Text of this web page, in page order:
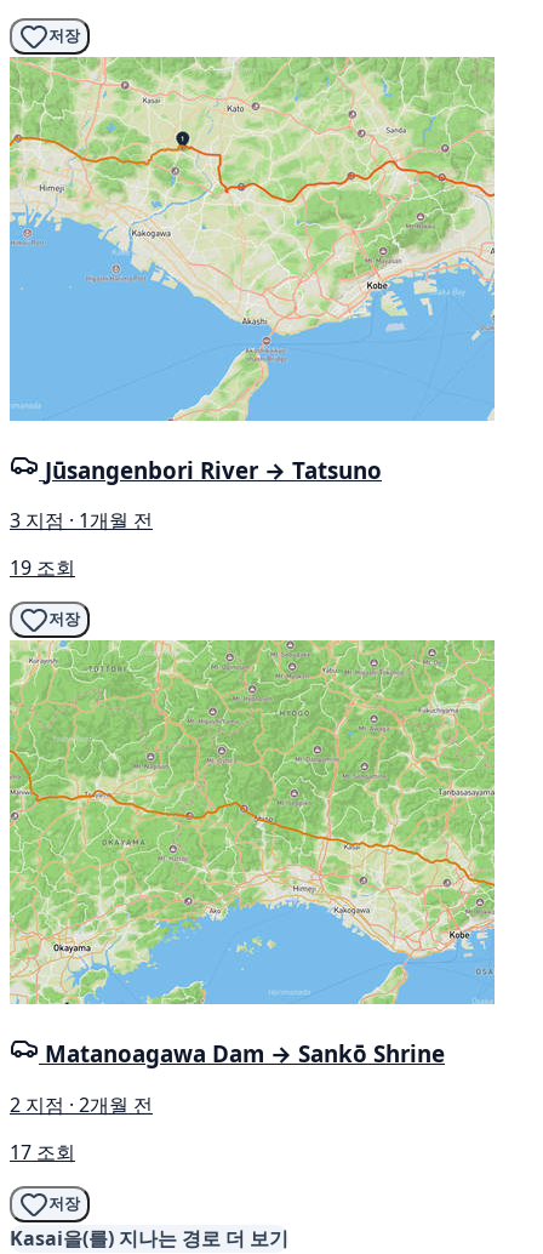
저장
Jūsangenbori River → Tatsuno
3 지점 · 1개월 전
19 조회
저장
Matanoagawa Dam → Sankō Shrine
2 지점 · 2개월 전
17 조회
저장
Kasai을(를) 지나는 경로 더 보기